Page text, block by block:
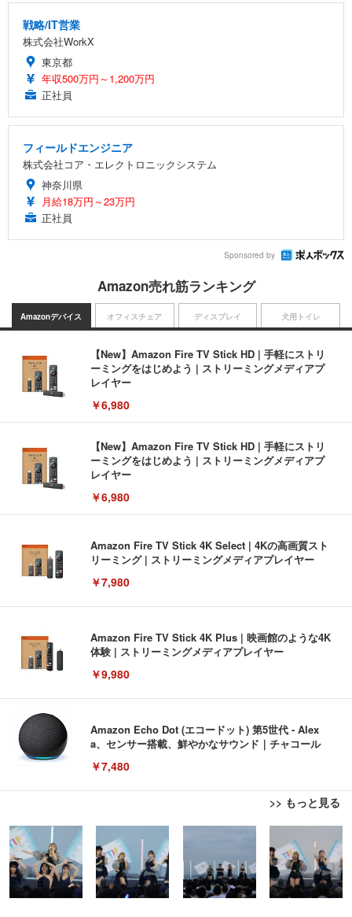
戦略/IT営業
株式会社WorkX
東京都
年収500万円～1,200万円
正社員
フィールドエンジニア
株式会社コア・エレクトロニックシステム
神奈川県
月給18万円～23万円
正社員
Sponsored by
Amazon売れ筋ランキング
Amazonデバイス
【New】Amazon Fire TV Stick HD | 手軽にストリ
ーミングをはじめよう | ストリーミングメディアプ
レイヤー
￥6,980
【New】Amazon Fire TV Stick HD | 手軽にストリ
ーミングをはじめよう | ストリーミングメディアプ
レイヤー
￥6,980
Amazon Fire TV Stick 4K Select | 4Kの高画質スト
リーミング | ストリーミングメディアプレイヤー
￥7,980
Amazon Fire TV Stick 4K Plus | 映画館のような4K
体験 | ストリーミングメディアプレイヤー
￥9,980
Amazon Echo Dot (エコードット) 第5世代 - Alex
a、センサー搭載、鮮やかなサウンド｜チャコール
￥7,480
>> もっと見る
オフィスチェア
い 跳ね上げ式アームレスト コンパクト 約105度ロッ
キング pc 事務椅子 360度回転 座面昇降 強化ナイロ
ン樹脂ベース 通気性メッシュ 在宅ワーク H-WY01
(黒網+黒枠+黒足)
￥5,699
ディスプレイ
EV3240X-WT | 31.5型4K UHD・USB Type-C・ホワ
イト
￥105,595
犬用トイレ
Amazonベーシック ペットシーツ 薄型 レギュラー 1
回使い捨て 無香料 ホワイト 300枚
￥3,373